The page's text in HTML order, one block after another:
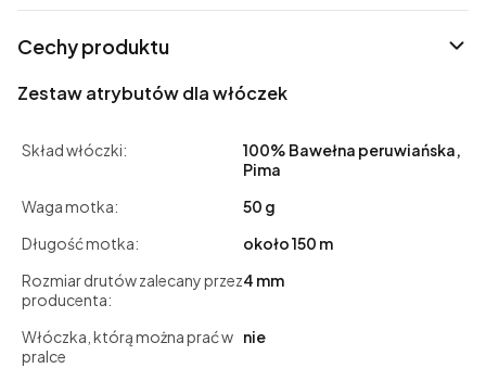
Cechy produktu
Zestaw atrybutów dla włóczek
Skład włóczki:
100% Bawełna peruwiańska,
Pima
Waga motka:
50 g
Długość motka:
około 150 m
Rozmiar drutów zalecany przez
producenta:
4 mm
Włóczka, którą można prać w
pralce
nie